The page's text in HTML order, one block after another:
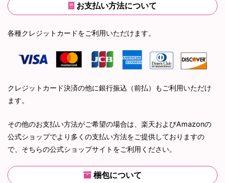
お支払い方法について
各種クレジットカードをご利用いただけます。
クレジットカード決済の他に銀行振込（前払）もご利用いただけ
ます。
その他のお支払い方法がご希望の場合は、楽天およびAmazonの
公式ショップでより多くの支払い方法をご提供しておりますの
で、そちらの公式ショップサイトをご利用ください。
梱包について